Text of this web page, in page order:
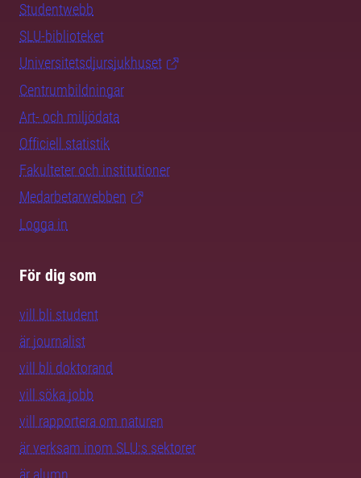
Studentwebb
SLU-biblioteket
Universitetsdjursjukhuset
Centrumbildningar
Art- och miljödata
Officiell statistik
Fakulteter och institutioner
Medarbetarwebben
Logga in
För dig som
vill bli student
är journalist
vill bli doktorand
vill söka jobb
vill rapportera om naturen
är verksam inom SLU:s sektorer
är alumn